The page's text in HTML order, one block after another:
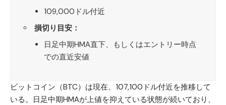
109,000ドル付近
損切り目安：
日足中期HMA直下、もしくはエントリー時点
での直近安値
ビットコイン（BTC） は現在、107,100ドル付近を推移して
いる。日足中期HMAが上値を抑えている状態が続いており、